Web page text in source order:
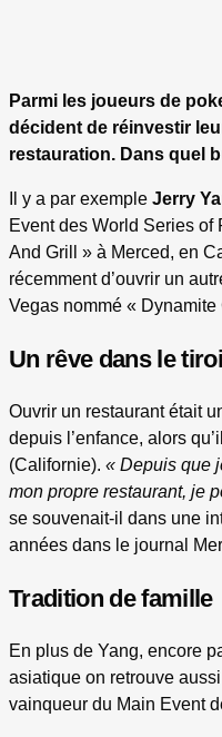
Parmi les joueurs de
décident de réinvestir
restauration. Dans quel
Il y a par exemple Jerry
Event des World Series of
And Grill » à Merced, en
récemment d’ouvrir un
Vegas nommé « Dynamite
Un rêve dans le
Ouvrir un restaurant était
depuis l’enfance, alors
(Californie). « Depuis que
mon propre restaurant, je
se souvenait-il dans une
années dans le journal
Tradition de famille
En plus de Yang, encore
asiatique on retrouve
vainqueur du Main Event